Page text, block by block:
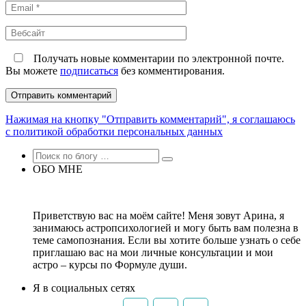
Email
*
Вебсайт
Получать новые комментарии по электронной почте.
Вы можете подписаться без комментирования.
Нажимая на кнопку "Отправить комментарий", я соглашаюсь
с политикой обработки персональных данных
ОБО МНЕ
Приветствую вас на моём сайте! Меня зовут Арина, я
занимаюсь астропсихологией и могу быть вам полезна в
теме самопознания. Если вы хотите больше узнать о себе
приглашаю вас на мои личные консультации и мои
астро – курсы по Формуле души.
Я в социальных сетях